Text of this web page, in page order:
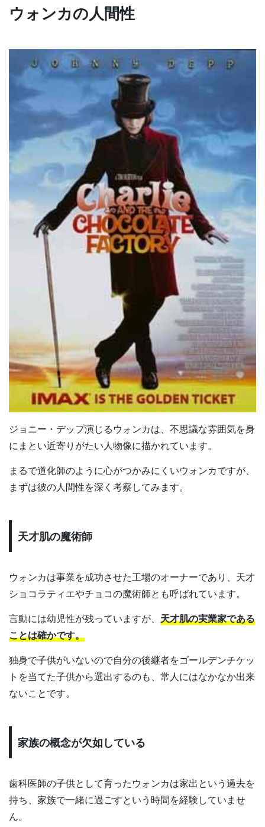
ウォンカの人間性
ジョニー・デップ演じるウォンカは、不思議な雰囲気を身
にまとい近寄りがたい人物像に描かれています。
まるで道化師のように心がつかみにくいウォンカですが、
まずは彼の人間性を深く考察してみます。
天才肌の魔術師
ウォンカは事業を成功させた工場のオーナーであり、天才
ショコラティエやチョコの魔術師とも呼ばれています。
言動には幼児性が残っていますが、 天才肌の実業家である
ことは確かです。
独身で子供がいないので自分の後継者をゴールデンチケッ
トを当てた子供から選出するのも、常人にはなかなか出来
ないことです。
家族の概念が欠如している
歯科医師の子供として育ったウォンカは家出という過去を
持ち、家族で一緒に過ごすという時間を経験していませ
ん。